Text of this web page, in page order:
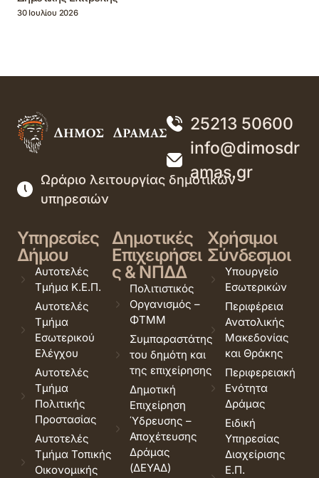
30 Ιουλίου 2026
25213 50600
info@dimosdr
amas.gr
Ωράριο λειτουργίας δημοτικών
υπηρεσιών
Υπηρεσίες
Δήμου
Αυτοτελές
Τμήμα Κ.Ε.Π.
Αυτοτελές
Τμήμα
Εσωτερικού
Ελέγχου
Αυτοτελές
Τμήμα
Πολιτικής
Προστασίας
Αυτοτελές
Τμήμα Τοπικής
Οικονομικής
Δημοτικές
Επιχειρήσει
ς & ΝΠΔΔ
Πολιτιστικός
Οργανισμός –
ΦΤΜΜ
Συμπαραστάτης
του δημότη και
της επιχείρησης
Δημοτική
Επιχείρηση
Ύδρευσης –
Αποχέτευσης
Δράμας
(ΔΕΥΑΔ)
Χρήσιμοι
Σύνδεσμοι
Υπουργείο
Εσωτερικών
Περιφέρεια
Ανατολικής
Μακεδονίας
και Θράκης
Περιφερειακή
Ενότητα
Δράμας
Ειδική
Υπηρεσίας
Διαχείρισης
Ε.Π.